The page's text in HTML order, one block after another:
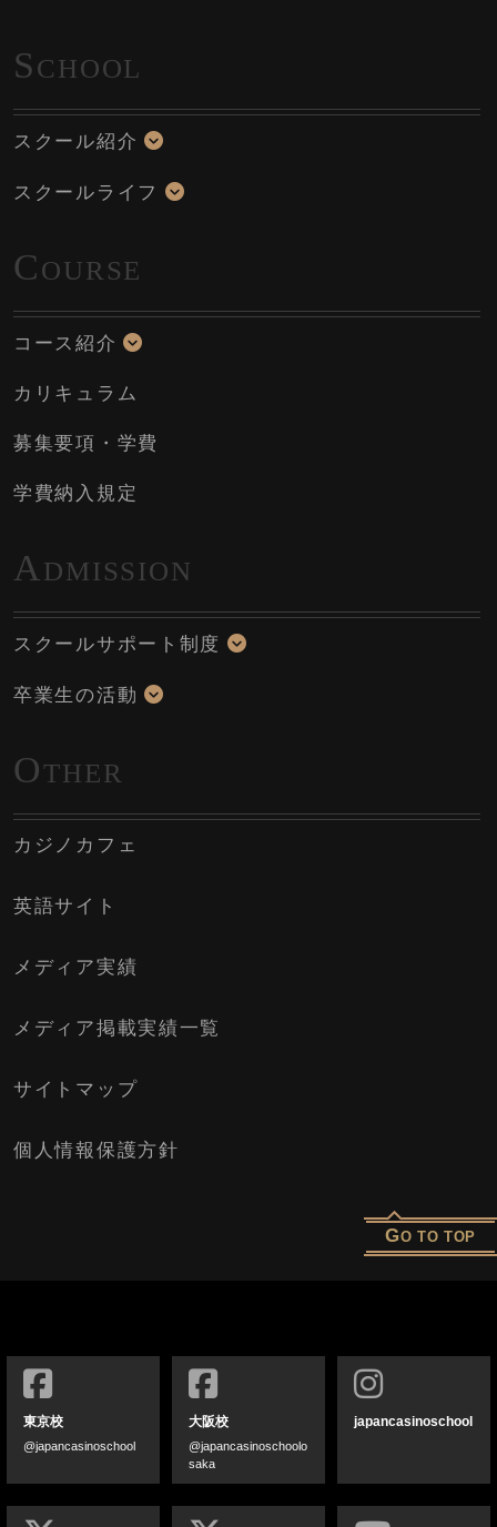
SCHOOL
スクール紹介
スクールライフ
COURSE
コース紹介
カリキュラム
募集要項・学費
学費納入規定
A DMISSION
スクールサポート制度
卒業生の活動
OTHER
カジノカフェ
英語サイト
メディア実績
メディア掲載実績一覧
サイトマップ
個人情報保護方針
GO TO TOP
東京校
@japancasinoschool
大阪校
@japancasinoschoolo
saka
japancasinoschool